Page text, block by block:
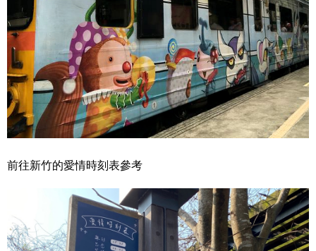
前往新竹的愛情時刻表參考